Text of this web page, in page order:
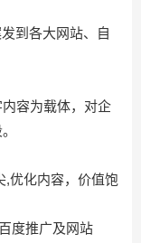
到各大网站、自
容为载体，对企
,优化内容，价值饱
度推广及网站